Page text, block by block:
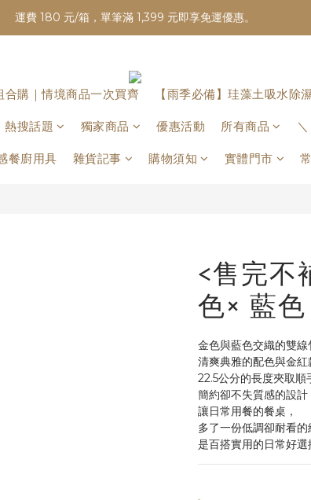
運費 180 元/箱，單筆滿 1,399 元即享免運優惠。
合購｜情境商品一次買齊 【雨季必備】珪藻土吸水除
搜話題 獨家商品 優惠活動 所有商品
餐廚用具 雜貨記事 購物須知 實體門市
<售完不
色× 藍色
金色與藍色交織的雙線
清爽典雅的配色與金
22.5公分的長度夾取順
簡約卻不失質感的設計
讓日常用餐的餐桌，
多了一份低調卻耐看
是百搭實用的日常好選